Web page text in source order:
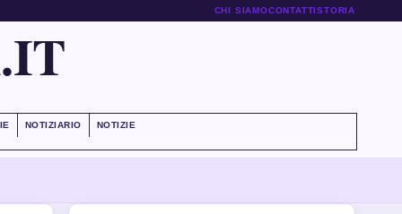
CHI SIAMOCONTATTISTORIA
NOTIZIARIO NOTIZIE